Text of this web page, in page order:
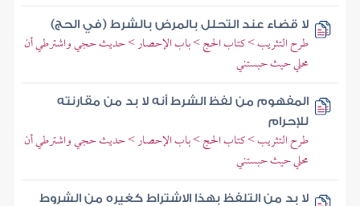
لا قضاء عند التحلل بالمرض بالشرط (في الحج)
طرح التثريب > كتاب الحج > باب الإحصار > حديث حجي واشترطي أن
محلي حيث حبستني
المفهوم من لفظ الشرط أنه لا بد من مقارنته
للإحرام
طرح التثريب > كتاب الحج > باب الإحصار > حديث حجي واشترطي أن
محلي حيث حبستني
لا بد من التلفظ بهذا الاشتراط كغيره من الشروط